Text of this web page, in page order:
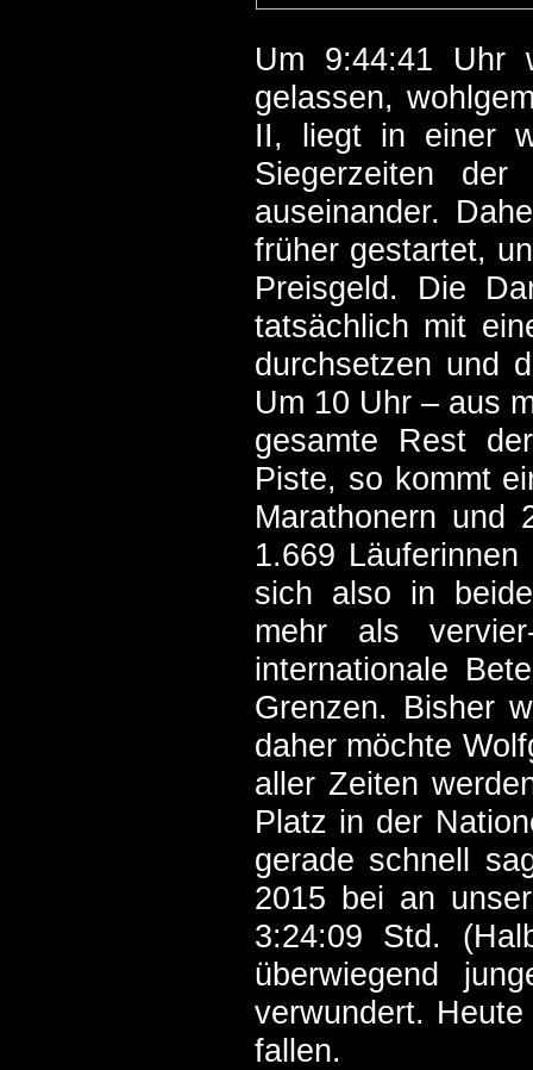
Um 9:44:41 Uhr
gelassen,
II, liegt in einer
Siegerzeiten
auseinander.
früher gestartet,
Preisgeld. Die
tatsächlich mit
durchsetzen und
Um 10 Uhr – aus
gesamte Rest
Piste, so kommt
Marathonern und
1.669
sich also in
mehr als
internationale
Grenzen. Bisher
daher möchte
aller Zeiten
Platz in der
gerade schnell
2015 bei an
3:24:09 Std.
überwiegend
verwundert.
fallen.